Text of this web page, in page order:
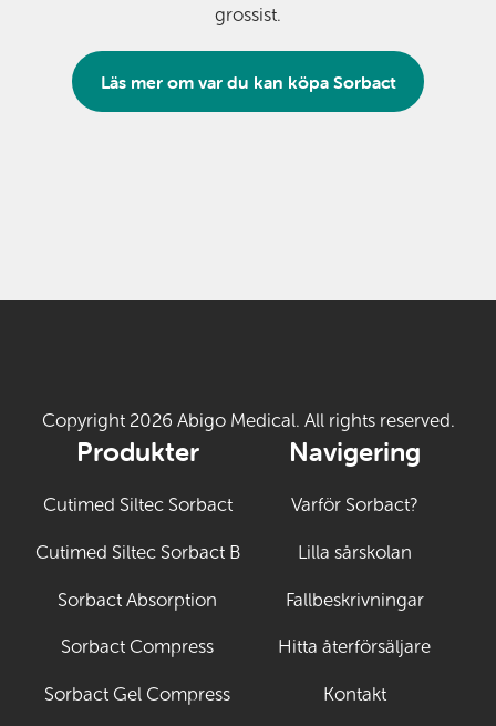
grossist.
Läs mer om var du kan köpa Sorbact
Copyright 2026 Abigo Medical. All rights reserved.
Produkter
Cutimed Siltec Sorbact
Cutimed Siltec Sorbact B
Sorbact Absorption
Sorbact Compress
Sorbact Gel Compress
Navigering
Varför Sorbact?
Lilla sårskolan
Fallbeskrivningar
Hitta återförsäljare
Kontakt